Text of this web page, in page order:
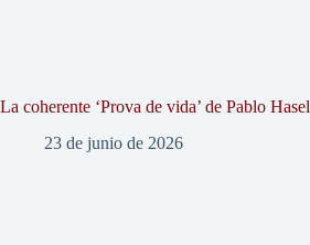
La coherente ‘Prova de vida’ de Pablo Hasel
23 de junio de 2026